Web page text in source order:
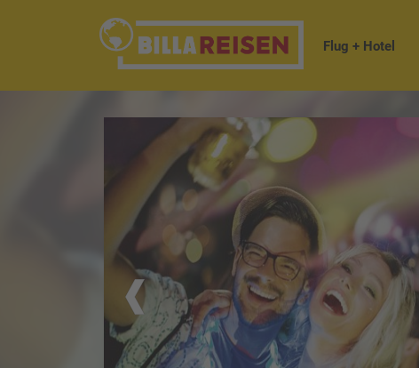
Flug + Hotel